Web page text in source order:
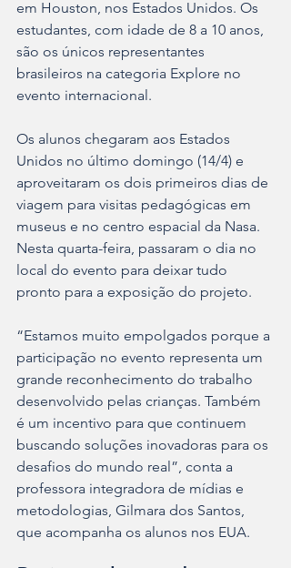
em Houston, nos Estados Unidos. Os
estudantes, com idade de 8 a 10 anos,
são os únicos representantes
brasileiros na categoria Explore no
evento internacional.
Os alunos chegaram aos Estados
Unidos no último domingo (14/4) e
aproveitaram os dois primeiros dias de
viagem para visitas pedagógicas em
museus e no centro espacial da Nasa.
Nesta quarta-feira, passaram o dia no
local do evento para deixar tudo
pronto para a exposição do projeto.
“Estamos muito empolgados porque a
participação no evento representa um
grande reconhecimento do trabalho
desenvolvido pelas crianças. Também
é um incentivo para que continuem
buscando soluções inovadoras para os
desafios do mundo real”, conta a
professora integradora de mídias e
metodologias, Gilmara dos Santos,
que acompanha os alunos nos EUA.